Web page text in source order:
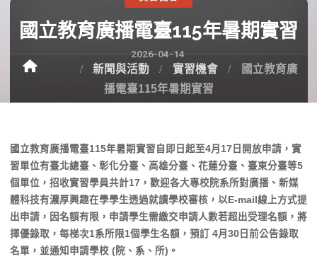
國立教育廣播電臺115年暑期實習
2026-04-14
新聞與活動 實習機會
國立教育廣
播電臺115年暑期實習
國立教育廣播電臺115年暑期實習自即日起至4月17日開放申請，實
習單位有臺北總臺、彰化分臺、高雄分臺、花蓮分臺、臺東分臺等5
個單位，招收實習學員共計17，歡迎各大專校院系所對廣播、新媒
體科技有濃厚興趣在學學生透過就讀學校審核，以E-mail線上方式提
出申請，因名額有限，申請學生需繳交申請人數若超出受理名額，將
擇優錄取，每梯次1系所限1個學生名額，預訂 4月30日前公告錄取
名單，並通知申請學校 (院、系、所)。